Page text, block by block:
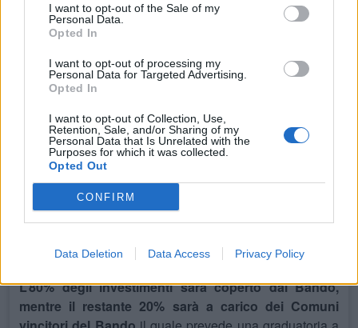
I want to opt-out of the Sale of my
Personal Data.
Opted In
I want to opt-out of processing my
Personal Data for Targeted Advertising.
Opted In
I want to opt-out of Collection, Use,
Retention, Sale, and/or Sharing of my
Personal Data that Is Unrelated with the
Purposes for which it was collected.
Opted Out
CONFIRM
Data Deletion Data Access Privacy Policy
Le Associazioni ACTITALIA, AIASC, APC,
ASSOCAMP, CONFEDERCAMPEGGIO,
PROMOCAMP e UCA esprimono il loro
ringraziamento al Ministro del Turismo, Senatrice
Daniela Garnero Santanchè, per questa concreta
azione e manifestano viva soddisfazione per
l’apertura del Bando ministeriale
. Esso potrà
sostenere fattivamente i Comuni italiani che vorranno
dotarsi di un’area di sosta camper – o riqualificarne una
già esistente - al fine di promuovere lo sviluppo turistico
dei propri territori nell’ambito del turismo all’aria aperta,
tipologia di turismo – lo ricordiamo - sempre più in
crescita.
L’80% degli investimenti sarà coperto dal Bando,
mentre il restante 20% sarà a carico dei Comuni